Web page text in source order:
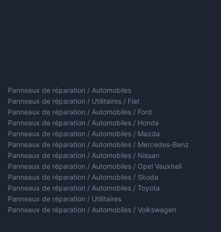
Panneaux de réparation / Automobiles
Panneaux de réparation / Utilitaires / Fiat
Panneaux de réparation / Automobiles / Ford
Panneaux de réparation / Automobiles / Honda
Panneaux de réparation / Automobiles / Mazda
Panneaux de réparation / Automobiles / Mercedes-Benz
Panneaux de réparation / Automobiles / Nissan
Panneaux de réparation / Automobiles / Opel Vauxhall
Panneaux de réparation / Automobiles / Skoda
Panneaux de réparation / Automobiles / Toyota
Panneaux de réparation / Utilitaires
Panneaux de réparation / Automobiles / Volkswagen